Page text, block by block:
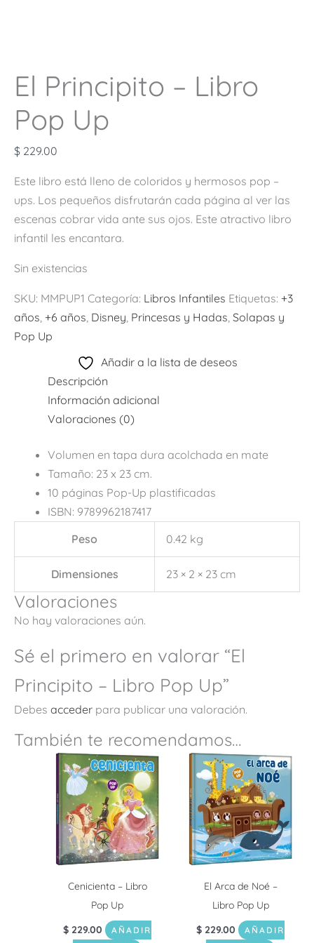
El Principito – Libro
Pop Up
$ 229.00
Este libro está lleno de coloridos y hermosos pop –
ups. Los pequeños disfrutarán cada página al ver las
escenas cobrar vida ante sus ojos. Este atractivo libro
infantil les encantara.
Sin existencias
SKU: MMPUP1 Categoría: Libros Infantiles Etiquetas: +3
años +6 años Disney Princesas y Hadas Solapas y
Pop Up
Añadir a la lista de deseos
Descripción
Información adicional
Valoraciones (0)
Volumen en tapa dura acolchada en mate
Tamaño: 23 x 23 cm.
10 páginas Pop-Up plastificadas
ISBN: 9789962187417
Peso
0.42 kg
Dimensiones 23 × 2 × 23 cm
Valoraciones
No hay valoraciones aún.
Sé el primero en valorar “El
Principito – Libro Pop Up”
Debes acceder para publicar una valoración.
También te recomendamos…
Cenicienta – Libro
Pop Up
$ 229.00 AÑADIR
El Arca de Noé –
Libro Pop Up
$ 229.00 AÑADIR